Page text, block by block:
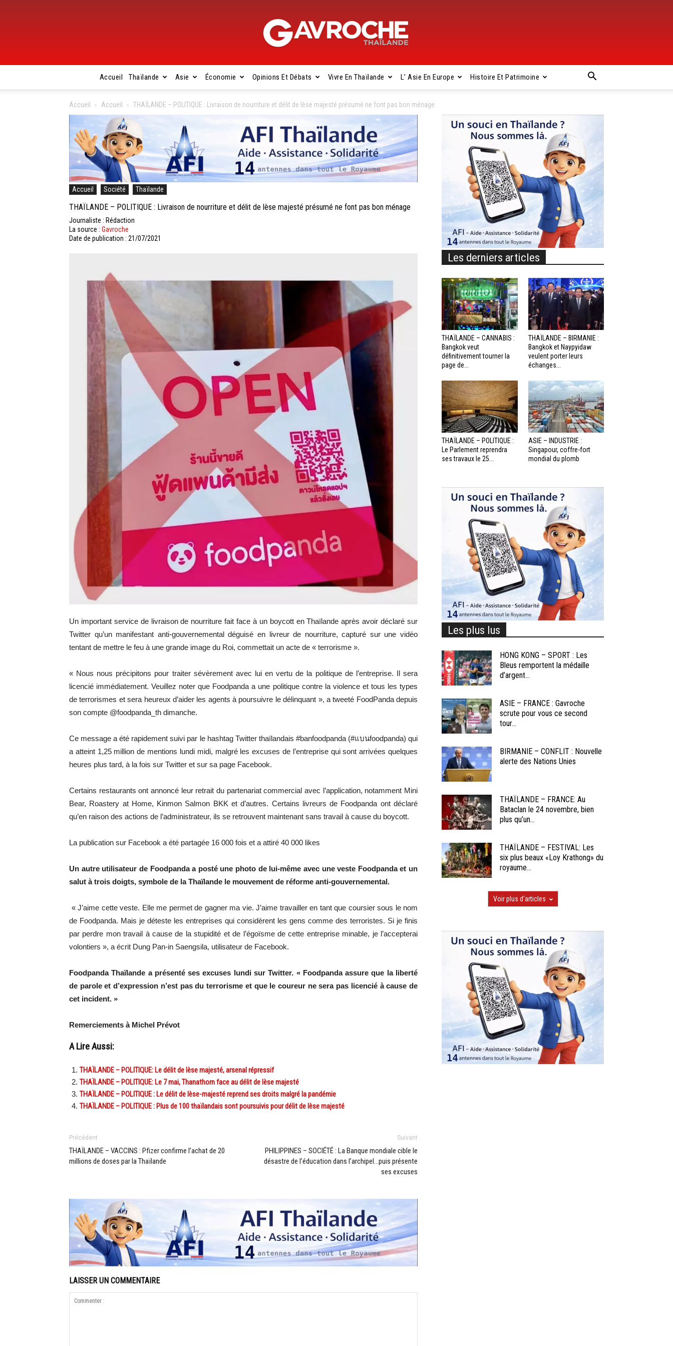
Gavroche
Thaïlande
Accueil Thaïlande Asie Économie Opinions Et Débats Vivre En Thaïlande L’ Asie En Europe Histoire Et Patrimoine
Accueil Accueil THAÏLANDE – POLITIQUE : Livraison de nourriture et délit de lèse majesté présumé ne font pas bon ménage
Accueil Société Thaïlande
THAÏLANDE – POLITIQUE : Livraison de nourriture et délit de lèse majesté présumé ne font pas bon ménage
Journaliste : Rédaction
La source : Gavroche
Date de publication : 21/07/2021
Un important service de livraison de nourriture fait face à un boycott en Thaïlande après avoir déclaré sur
Twitter qu’un manifestant anti-gouvernemental déguisé en livreur de nourriture, capturé sur une vidéo
tentant de mettre le feu à une grande image du Roi, commettait un acte de « terrorisme ».
« Nous nous précipitons pour traiter sévèrement avec lui en vertu de la politique de l’entreprise. Il sera
licencié immédiatement. Veuillez noter que Foodpanda a une politique contre la violence et tous les types
de terrorismes et sera heureux d’aider les agents à poursuivre le délinquant », a tweeté FoodPanda depuis
son compte @foodpanda_th dimanche.
Ce message a été rapidement suivi par le hashtag Twitter thaïlandais #banfoodpanda (#แบนfoodpanda) qui
a atteint 1,25 million de mentions lundi midi, malgré les excuses de l’entreprise qui sont arrivées quelques
heures plus tard, à la fois sur Twitter et sur sa page Facebook.
Certains restaurants ont annoncé leur retrait du partenariat commercial avec l’application, notamment Mini
Bear, Roastery at Home, Kinmon Salmon BKK et d’autres. Certains livreurs de Foodpanda ont déclaré
qu’en raison des actions de l’administrateur, ils se retrouvent maintenant sans travail à cause du boycott.
La publication sur Facebook a été partagée 16 000 fois et a attiré 40 000 likes
Un autre utilisateur de Foodpanda a posté une photo de lui-même avec une veste Foodpanda et un
salut à trois doigts, symbole de la Thaïlande le mouvement de réforme anti-gouvernemental.
« J’aime cette veste. Elle me permet de gagner ma vie. J’aime travailler en tant que coursier sous le nom
de Foodpanda. Mais je déteste les entreprises qui considèrent les gens comme des terroristes. Si je finis
par perdre mon travail à cause de la stupidité et de l’égoïsme de cette entreprise minable, je l’accepterai
volontiers », a écrit Dung Pan-in Saengsila, utilisateur de Facebook.
Foodpanda Thaïlande a présenté ses excuses lundi sur Twitter. « Foodpanda assure que la liberté
de parole et d’expression n’est pas du terrorisme et que le coureur ne sera pas licencié à cause de
cet incident. »
Remerciements à Michel Prévot
A Lire Aussi:
THAÏLANDE – POLITIQUE: Le délit de lèse majesté, arsenal répressif
THAÏLANDE – POLITIQUE: Le 7 mai, Thanathorn face au délit de lèse majesté
THAÏLANDE – POLITIQUE : Le délit de lèse-majesté reprend ses droits malgré la pandémie
THAÏLANDE – POLITIQUE : Plus de 100 thaïlandais sont poursuivis pour délit de lèse majesté
Précédent
THAÏLANDE – VACCINS : Pfizer confirme l’achat de 20
millions de doses par la Thaïlande
Suivant
PHILIPPINES – SOCIÉTÉ : La Banque mondiale cible le
désastre de l’éducation dans l’archipel…puis présente
ses excuses
LAISSER UN COMMENTAIRE
Les derniers articles
THAÏLANDE – CANNABIS :
Bangkok veut
définitivement tourner la
page de...
THAÏLANDE – BIRMANIE :
Bangkok et Naypyidaw
veulent porter leurs
échanges...
THAÏLANDE – POLITIQUE :
Le Parlement reprendra
ses travaux le 25...
ASIE – INDUSTRIE :
Singapour, coffre-fort
mondial du plomb
Les plus lus
HONG KONG – SPORT : Les
Bleus remportent la médaille
d’argent...
ASIE – FRANCE : Gavroche
scrute pour vous ce second
tour...
BIRMANIE – CONFLIT : Nouvelle
alerte des Nations Unies
THAÏLANDE – FRANCE: Au
Bataclan le 24 novembre, bien
plus qu’un...
THAÏLANDE – FESTIVAL: Les
six plus beaux «Loy Krathong» du
royaume...
Voir plus d'articles